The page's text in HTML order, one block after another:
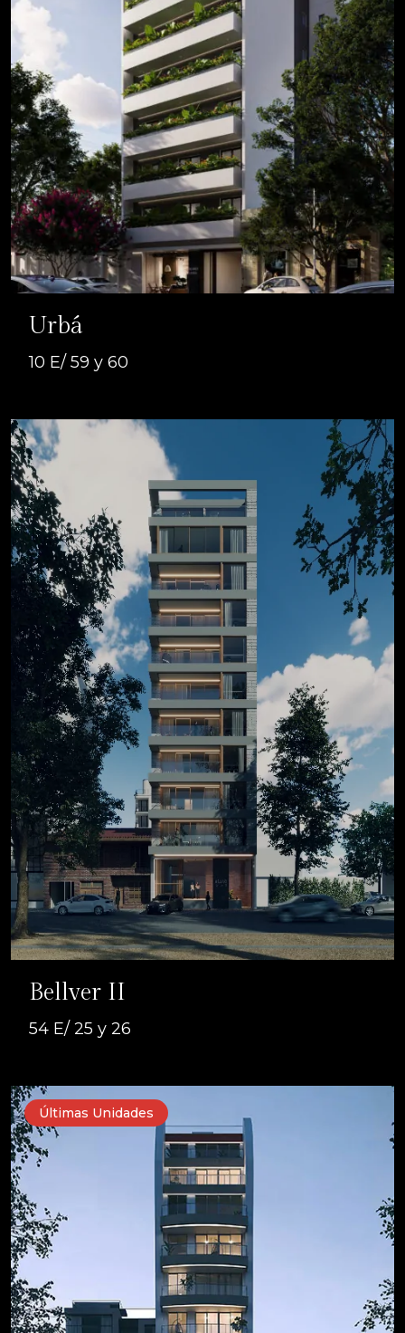
Urbá
10 E/ 59 y 60
Bellver II
54 E/ 25 y 26
Últimas Unidades